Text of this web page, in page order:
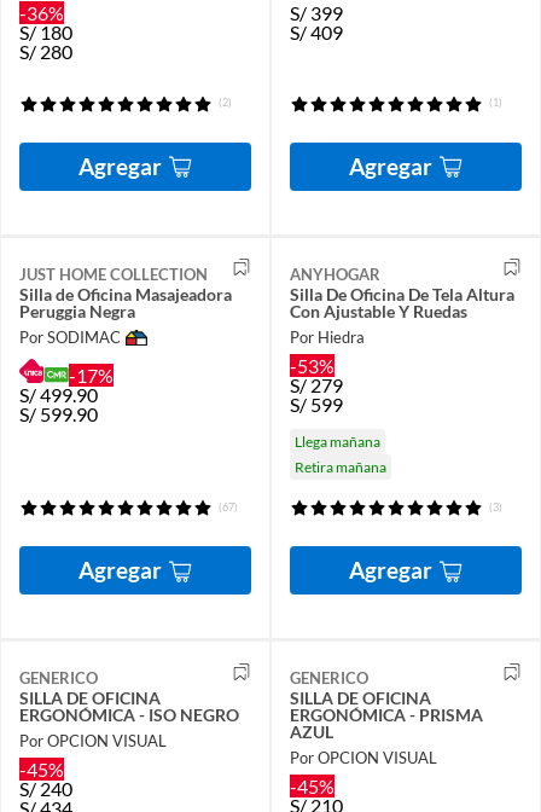
-36%
S/180
S/ 280
(2)
Agregar
S/ 399
S/409
(1)
Agregar
JUST HOME COLLECTION
Silla de Oficina Masajeadora
Peruggia Negra
Por SODIMAC
-17%
S/499.90
S/ 599.90
(67)
Agregar
ANYHOGAR
Silla De Oficina De Tela Altura
Con Ajustable Y Ruedas
Por Hiedra
-53%
S/279
S/ 599
Llega mañana
Retira mañana
(3)
Agregar
GENERICO
SILLA DE OFICINA
ERGONÓMICA - ISO NEGRO
Por OPCION VISUAL
-45%
S/ 240
GENERICO
SILLA DE OFICINA
ERGONÓMICA - PRISMA
AZUL
Por OPCION VISUAL
-45%
S/ 210